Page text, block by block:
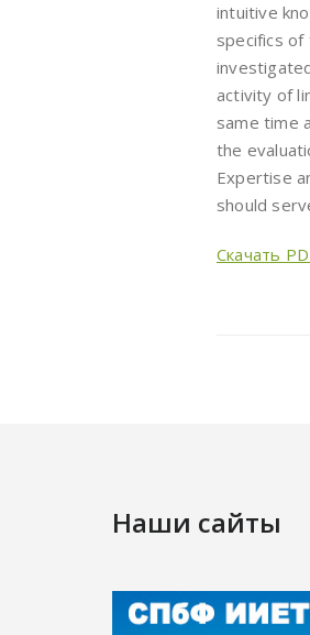
intuitive
specifics of
activity of
same time
the
Expertise
should
Скачать
Наши сайты